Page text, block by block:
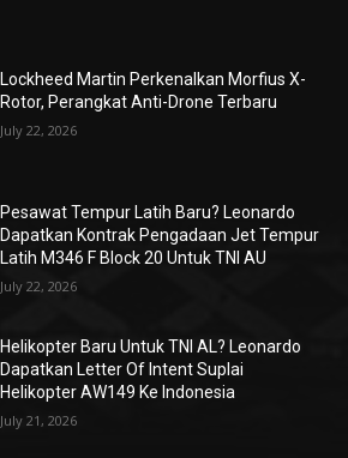
Lockheed Martin Perkenalkan Morfius X-
Rotor, Perangkat Anti-Drone Terbaru
July 22, 2026
Pesawat Tempur Latih Baru? Leonardo
Dapatkan Kontrak Pengadaan Jet Tempur
Latih M346 F Block 20 Untuk TNI AU
July 22, 2026
Helikopter Baru Untuk TNI AL? Leonardo
Dapatkan Letter Of Intent Suplai
Helikopter AW149 Ke Indonesia
July 21, 2026